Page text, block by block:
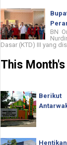
BN
Dasar (KTD) III yang
This